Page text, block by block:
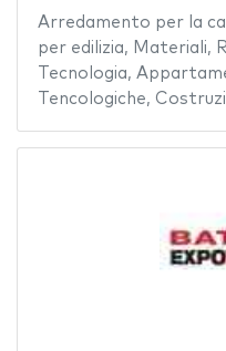
Arredamento per la
per edilizia, Materiali,
Tecnologia,
Tencologiche,